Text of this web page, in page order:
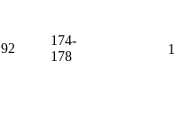
92
174-
178